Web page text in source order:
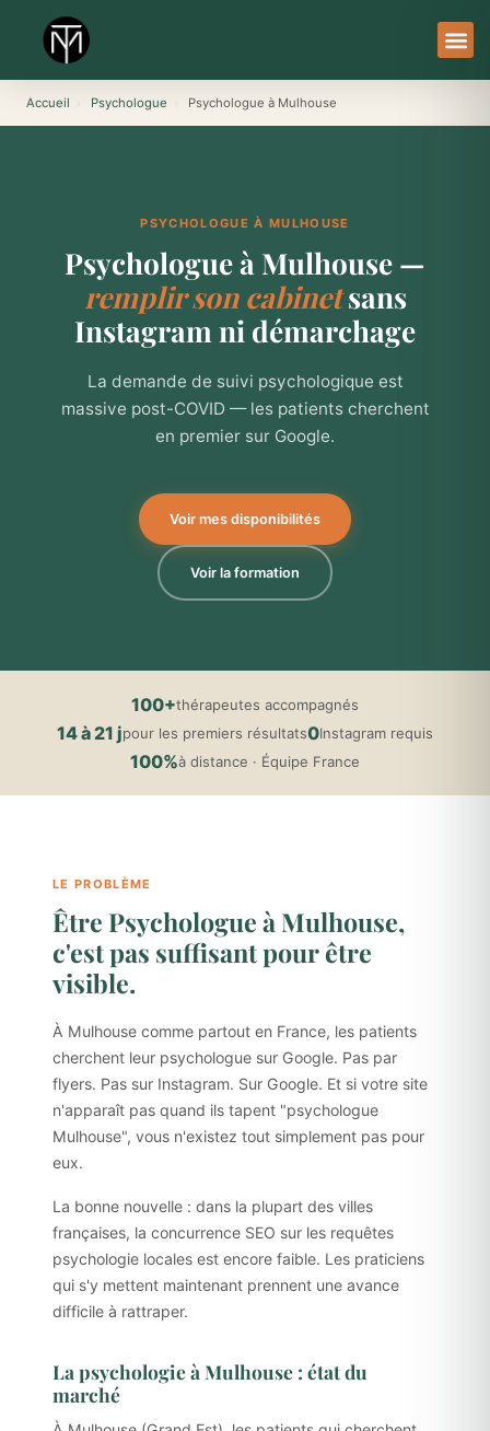
contenu
Accueil Psychologue Psychologue à Mulhouse
PSYCHOLOGUE À MULHOUSE
Psychologue à Mulhouse —
remplir son cabinetsans
Instagram ni démarchage
La demande de suivi psychologique est
massive post-COVID — les patients cherchent
en premier sur Google.
Voir mes disponibilités
Voir la formation
100+thérapeutes accompagnés
14 à 21 jpour les premiers résultats0Instagram requis
100%à distance · Équipe France
LE PROBLÈME
Être Psychologue à Mulhouse,
c'est pas suffisant pour être
visible.
À Mulhouse comme partout en France, les patients
cherchent leur psychologue sur Google. Pas par
flyers. Pas sur Instagram. Sur Google. Et si votre site
n'apparaît pas quand ils tapent "psychologue
Mulhouse", vous n'existez tout simplement pas pour
eux.
La bonne nouvelle : dans la plupart des villes
françaises, la concurrence SEO sur les requêtes
psychologie locales est encore faible. Les praticiens
qui s'y mettent maintenant prennent une avance
difficile à rattraper.
La psychologie à Mulhouse : état du
marché